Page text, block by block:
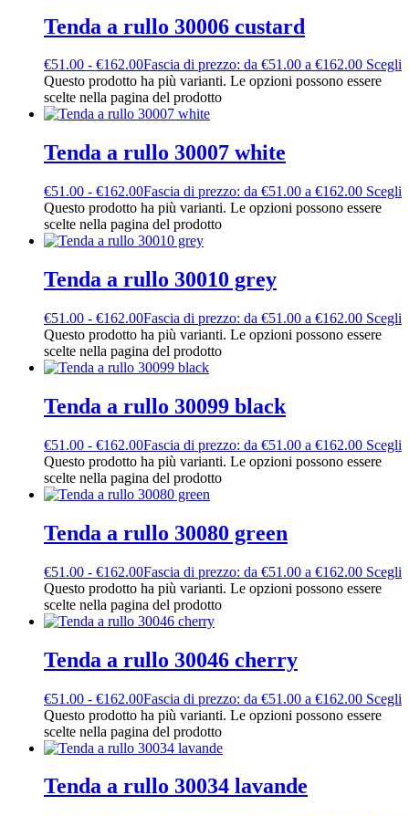
Tenda a rullo 30006 custard
€51.00 - €162.00Fascia di prezzo: da €51.00 a €162.00 Scegli
Questo prodotto ha più varianti. Le opzioni possono essere
scelte nella pagina del prodotto
Tenda a rullo 30007 white
€51.00 - €162.00Fascia di prezzo: da €51.00 a €162.00 Scegli
Questo prodotto ha più varianti. Le opzioni possono essere
scelte nella pagina del prodotto
Tenda a rullo 30010 grey
€51.00 - €162.00Fascia di prezzo: da €51.00 a €162.00 Scegli
Questo prodotto ha più varianti. Le opzioni possono essere
scelte nella pagina del prodotto
Tenda a rullo 30099 black
€51.00 - €162.00Fascia di prezzo: da €51.00 a €162.00 Scegli
Questo prodotto ha più varianti. Le opzioni possono essere
scelte nella pagina del prodotto
Tenda a rullo 30080 green
€51.00 - €162.00Fascia di prezzo: da €51.00 a €162.00 Scegli
Questo prodotto ha più varianti. Le opzioni possono essere
scelte nella pagina del prodotto
Tenda a rullo 30046 cherry
€51.00 - €162.00Fascia di prezzo: da €51.00 a €162.00 Scegli
Questo prodotto ha più varianti. Le opzioni possono essere
scelte nella pagina del prodotto
Tenda a rullo 30034 lavande